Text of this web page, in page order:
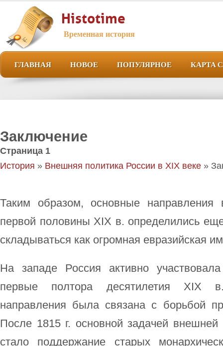
Histotime
Временная история
ГЛАВНАЯ НОВОЕ ПОПУЛЯРНОЕ КАРТА
Заключение
Страница 1
История » Внешняя политика России в XIX веке »
Таким образом, основные направления
первой половины XIX в. определились
складываться как огромная евразийская
На западе Россия активно
первые полтора десятилетия XIX
направления была связана с борьбой
После 1815 г. основной задачей
стало поддержание старых